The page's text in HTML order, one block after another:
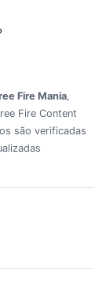
Fire Mania,
Fire Content
são verificadas